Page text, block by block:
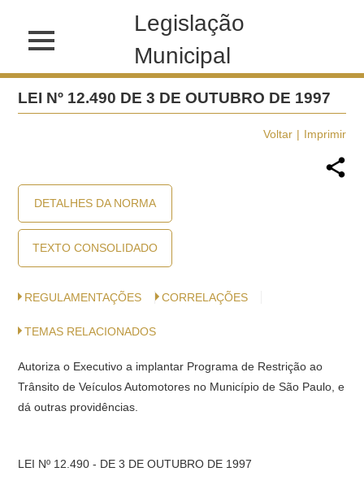
Legislação
Municipal
LEI Nº 12.490 DE 3 DE OUTUBRO DE 1997
Voltar Imprimir
DETALHES DA NORMA
TEXTO CONSOLIDADO
REGULAMENTAÇÕES CORRELAÇÕES
TEMAS RELACIONADOS
Autoriza o Executivo a implantar Programa de Restrição ao
Trânsito de Veículos Automotores no Município de São Paulo, e
dá outras providências.
LEI Nº 12.490 - DE 3 DE OUTUBRO DE 1997